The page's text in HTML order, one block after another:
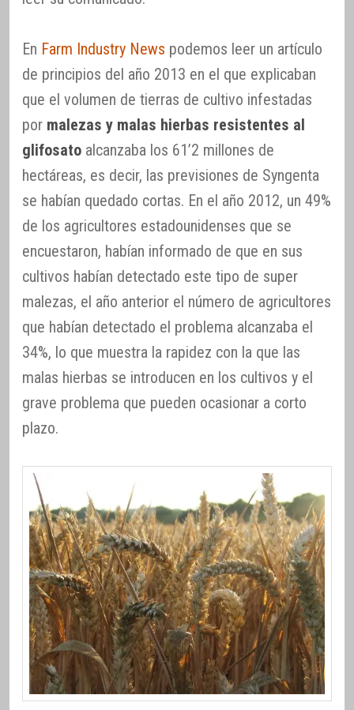
En Farm Industry News podemos leer un artículo
de principios del año 2013 en el que explicaban
que el volumen de tierras de cultivo infestadas
por malezas y malas hierbas resistentes al
glifosato alcanzaba los 61’2 millones de
hectáreas, es decir, las previsiones de Syngenta
se habían quedado cortas. En el año 2012, un 49%
de los agricultores estadounidenses que se
encuestaron, habían informado de que en sus
cultivos habían detectado este tipo de super
malezas, el año anterior el número de agricultores
que habían detectado el problema alcanzaba el
34%, lo que muestra la rapidez con la que las
malas hierbas se introducen en los cultivos y el
grave problema que pueden ocasionar a corto
plazo.